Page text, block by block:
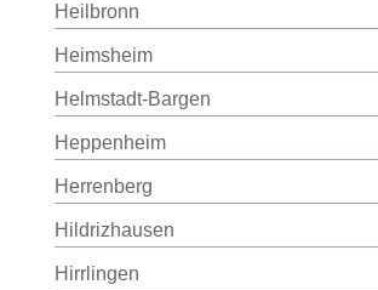
Heilbronn
Heimsheim
Helmstadt-Bargen
Heppenheim
Herrenberg
Hildrizhausen
Hirrlingen